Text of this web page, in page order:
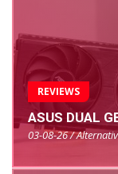
REVIEWS
ASUS DUAL
03-08-26 /